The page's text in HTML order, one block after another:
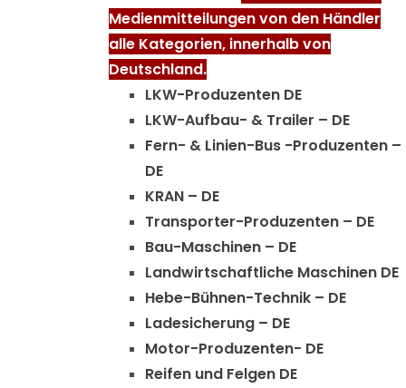
Medienmitteilungen von den Händler
alle Kategorien, innerhalb von
Deutschland.
LKW-Produzenten DE
LKW-Aufbau- & Trailer – DE
Fern- & Linien-Bus -Produzenten –
DE
KRAN – DE
Transporter-Produzenten – DE
Bau-Maschinen – DE
Landwirtschaftliche Maschinen DE
Hebe-Bühnen-Technik – DE
Ladesicherung – DE
Motor-Produzenten- DE
Reifen und Felgen DE